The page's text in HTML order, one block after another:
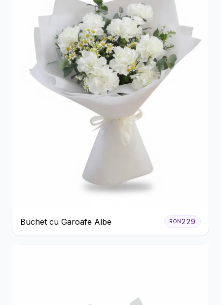
Buchet cu Garoafe Albe RON 229